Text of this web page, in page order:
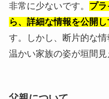
非常に少ないです。 プ
ら、詳細な情報を公開
す。しかし、断片的な
温かい家族の姿が垣間見